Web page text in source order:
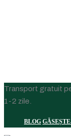
Transport gratuit
1-2 zile.
BLOG